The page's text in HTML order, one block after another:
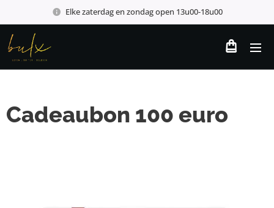
Elke zaterdag en zondag open 13u00-18u00
Cadeaubon 100 euro